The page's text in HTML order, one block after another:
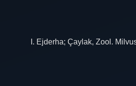
I. Ejderha; Çaylak, Zool.